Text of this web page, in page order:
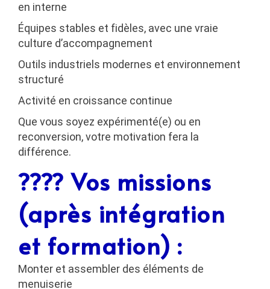
en interne
Équipes stables et fidèles, avec une vraie
culture d’accompagnement
Outils industriels modernes et environnement
structuré
Activité en croissance continue
Que vous soyez expérimenté(e) ou en
reconversion,votre motivation fera la
différence.
???? Vos missions
(après intégration
et formation) :
Monter et assembler des éléments de
menuiserie